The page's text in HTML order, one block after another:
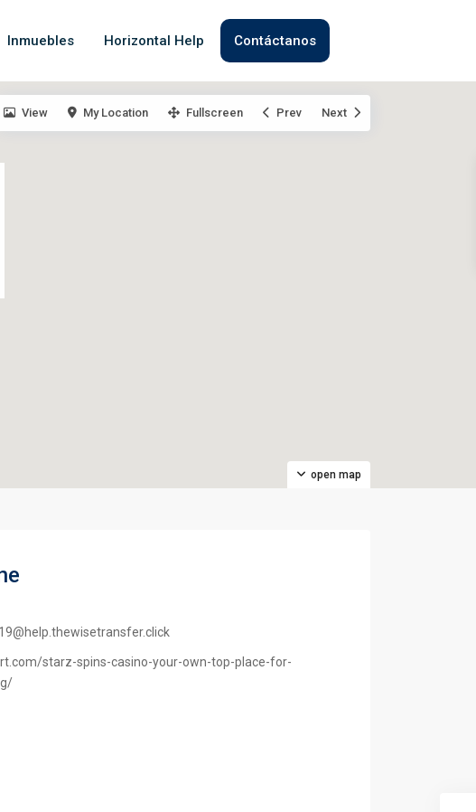
Inmuebles Horizontal Help Contáctanos
open map
View My Location Fullscreen Prev Next
starz-spins-casino-your-own-top-place-for-